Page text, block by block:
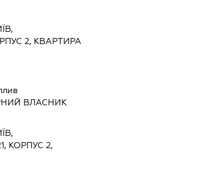
2, КВАРТИРА
ВЛАСНИК
КОРПУС 2,